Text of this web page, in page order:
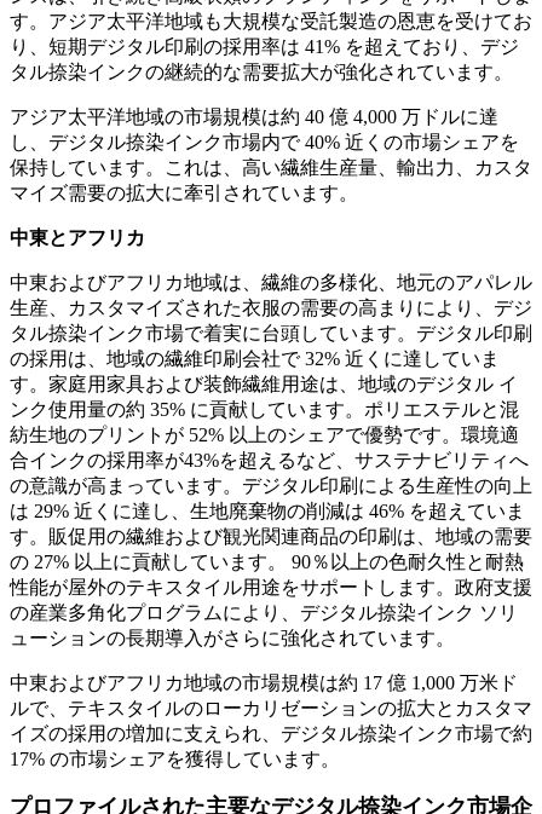
す。アジア太平洋地域も大規模な受託製造の恩恵を受けてお
り、短期デジタル印刷の採用率は 41% を超えており、デジ
タル捺染インクの継続的な需要拡大が強化されています。
アジア太平洋地域の市場規模は約 40 億 4,000 万ドルに達
し、デジタル捺染インク市場内で 40% 近くの市場シェアを
保持しています。これは、高い繊維生産量、輸出力、カスタ
マイズ需要の拡大に牽引されています。
中東とアフリカ
中東およびアフリカ地域は、繊維の多様化、地元のアパレル
生産、カスタマイズされた衣服の需要の高まりにより、デジ
タル捺染インク市場で着実に台頭しています。デジタル印刷
の採用は、地域の繊維印刷会社で 32% 近くに達していま
す。家庭用家具および装飾繊維用途は、地域のデジタル イ
ンク使用量の約 35% に貢献しています。ポリエステルと混
紡生地のプリントが 52% 以上のシェアで優勢です。環境適
合インクの採用率が43%を超えるなど、サステナビリティへ
の意識が高まっています。デジタル印刷による生産性の向上
は 29% 近くに達し、生地廃棄物の削減は 46% を超えていま
す。販促用の繊維および観光関連商品の印刷は、地域の需要
の 27% 以上に貢献しています。 90％以上の色耐久性と耐熱
性能が屋外のテキスタイル用途をサポートします。政府支援
の産業多角化プログラムにより、デジタル捺染インク ソリ
ューションの長期導入がさらに強化されています。
中東およびアフリカ地域の市場規模は約 17 億 1,000 万米ド
ルで、テキスタイルのローカリゼーションの拡大とカスタマ
イズの採用の増加に支えられ、デジタル捺染インク市場で約
17% の市場シェアを獲得しています。
プロファイルされた主要なデジタル捺染インク市場企